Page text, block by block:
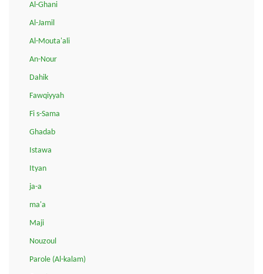
Al-Ghani
Al-Jamil
Al-Mouta'ali
An-Nour
Dahik
Fawqiyyah
Fi s-Sama
Ghadab
Istawa
Ityan
ja-a
ma'a
Maji
Nouzoul
Parole (Al-kalam)